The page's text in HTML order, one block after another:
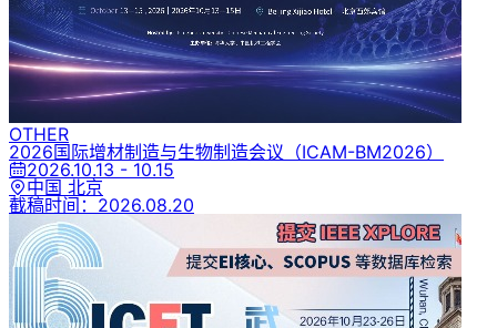
OTHER
2026国际增材制造与生物制造会议 （ICAM-BM2026）
2026.10.13 - 10.15
中国 北京
截稿时间： 2026.08.20